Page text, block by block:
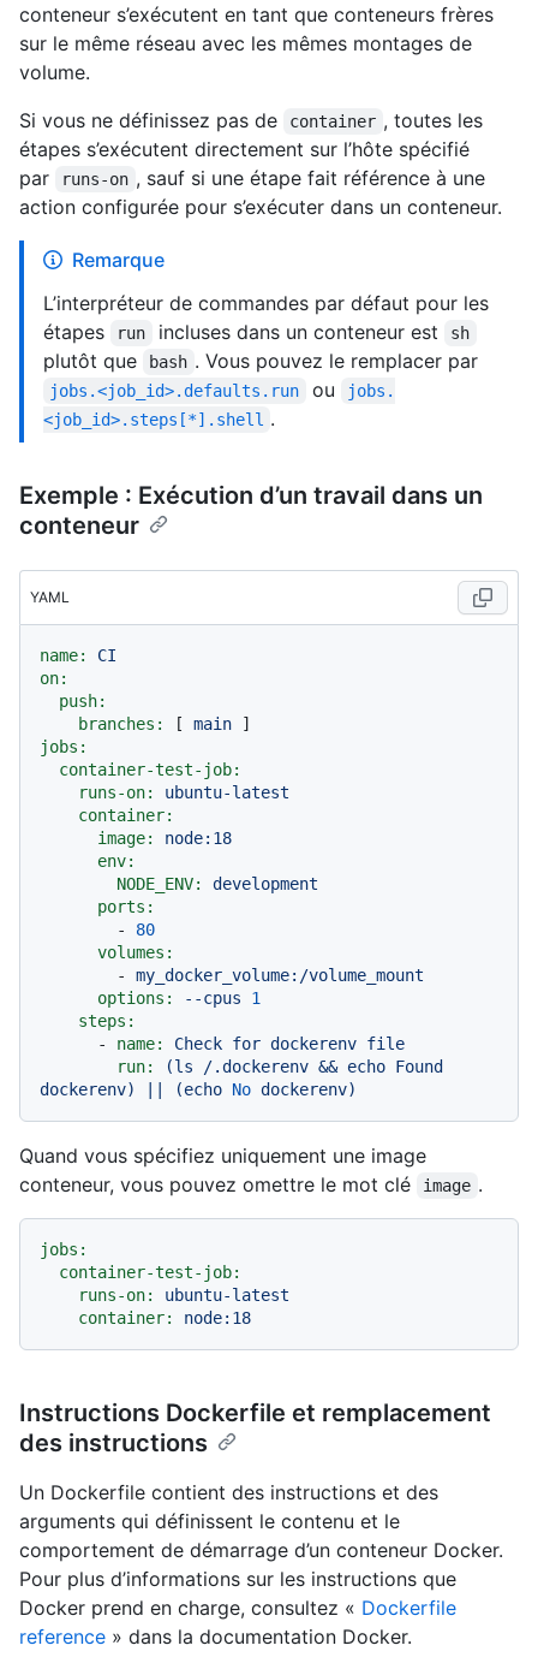
conteneur s’exécutent en tant que conteneurs frères
sur le même réseau avec les mêmes montages de
volume.
Si vous ne définissez pas de
container , toutes les
étapes s’exécutent directement sur l’hôte spécifié
par
runs-on , sauf si une étape fait référence à une
action configurée pour s’exécuter dans un conteneur.
Remarque
L’interpréteur de commandes par défaut pour les
étapes
run incluses dans un conteneur est sh
plutôt que bash . Vous pouvez le remplacer par
jobs.<job_id>.defaults.run ou
jobs.
<job_id>.steps[*].shell .
Exemple : Exécution d’un travail dans un
conteneur
YAML
name:
CI
on:
push:
branches:
[ main
jobs:
container-test-job:
runs-on:
ubuntu-latest
container:
image:
node:18
env:
NODE_ENV:
development
ports:
-
80
volumes:
-
my_docker_volume:/volume_mount
options:
--cpus
1
steps:
-
name: Check for dockerenv file
run:
(ls /.dockerenv && echo Found
dockerenv)
(echo No dockerenv)
Quand vous spécifiez uniquement une image
conteneur, vous pouvez omettre le mot clé
image .
jobs:
container-test-job:
runs-on:
ubuntu-latest
container:
node:18
Instructions Dockerfile et remplacement
des instructions
Un Dockerfile contient des instructions et des
arguments qui définissent le contenu et le
comportement de démarrage d’un conteneur Docker.
Pour plus d’informations sur les instructions que
Docker prend en charge, consultez « Dockerfile
reference » dans la documentation Docker.